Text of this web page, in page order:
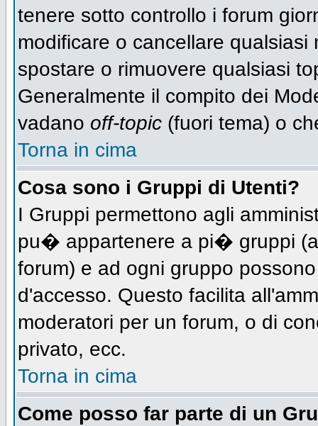
tenere sotto controllo i forum
modificare o cancellare
spostare o rimuovere qualsiasi
Generalmente il compito dei
vadano off-topic (fuori tema) o
Torna in cima
Cosa sono i Gruppi di Utenti?
I Gruppi permettono agli
pu� appartenere a pi� gruppi
forum) e ad ogni gruppo
d'accesso. Questo facilita
moderatori per un forum, o di
privato, ecc.
Torna in cima
Come posso far parte di un